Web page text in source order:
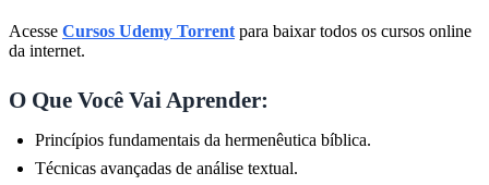
Acesse Cursos Udemy Torrent para baixar todos os cursos online
da internet.
O Que Você Vai Aprender:
Princípios fundamentais da hermenêutica bíblica.
Técnicas avançadas de análise textual.